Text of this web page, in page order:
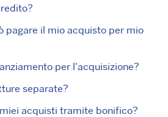
pagare il mio acquisto per mio
per l'acquisizione?
separate?
acquisti tramite bonifico?